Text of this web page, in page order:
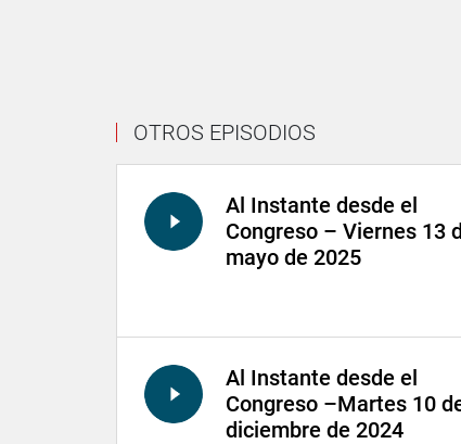
OTROS EPISODIOS
Al Instante desde el
Congreso – Viernes 13
mayo de 2025
Al Instante desde el
Congreso –Martes 10
diciembre de 2024